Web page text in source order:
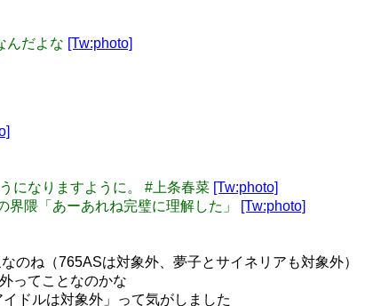
んだよな [Tw:photo]
になりますように。 #上条春菜 [Tw:photo]
隈「あーあれね完璧に理解した」 [Tw:photo]
のね（765ASは対象外、夢子とサイネリアも対象外）
ってことなのかな
ドルは対象外」って気がしました